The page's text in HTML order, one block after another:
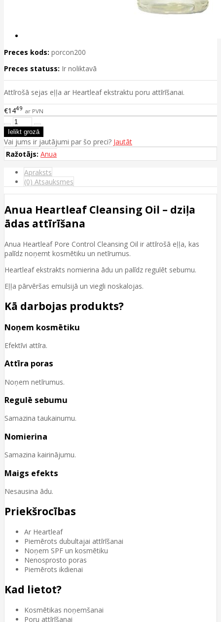
Preces kods: porcon200
Preces statuss: Ir noliktavā
Attīrošā sejas eļļa ar Heartleaf ekstraktu poru attīrīšanai.
€1449 ar PVN
Vai jums ir jautājumi par šo preci? Jautāt
Ražotājs: Anua
Apraksts
(0) Atsauksmes
Anua Heartleaf Cleansing Oil – dziļa
ādas attīrīšana
Anua Heartleaf Pore Control Cleansing Oil ir attīrošā eļļa, kas
palīdz noņemt kosmētiku un netīrumus.
Heartleaf ekstrakts nomierina ādu un palīdz regulēt sebumu.
Eļļa pārvēršas emulsijā un viegli noskalojas.
Kā darbojas produkts?
Noņem kosmētiku
Efektīvi attīra.
Attīra poras
Noņem netīrumus.
Regulē sebumu
Samazina taukainumu.
Nomierina
Samazina kairinājumu.
Maigs efekts
Nesausina ādu.
Priekšrocības
Ar Heartleaf
Piemērots dubultajai attīrīšanai
Noņem SPF un kosmētiku
Nenosprosto poras
Piemērots ikdienai
Kad lietot?
Kosmētikas noņemšanai
Poru attīrīšanai